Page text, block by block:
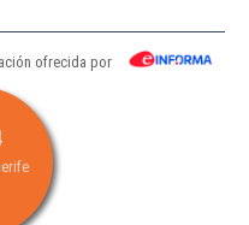
ofrecida por